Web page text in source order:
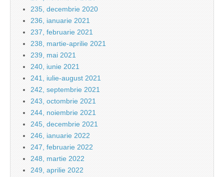
235, decembrie 2020
236, ianuarie 2021
237, februarie 2021
238, martie-aprilie 2021
239, mai 2021
240, iunie 2021
241, iulie-august 2021
242, septembrie 2021
243, octombrie 2021
244, noiembrie 2021
245, decembrie 2021
246, ianuarie 2022
247, februarie 2022
248, martie 2022
249, aprilie 2022